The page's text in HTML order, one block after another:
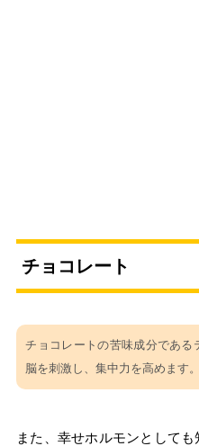
チョコレート
チョコレートの苦味成分である
脳を刺激し、集中力を高めます。
また、幸せホルモンとして